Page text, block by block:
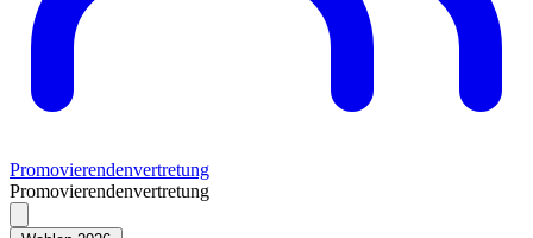
Promovierendenvertretung
Promovierendenvertretung